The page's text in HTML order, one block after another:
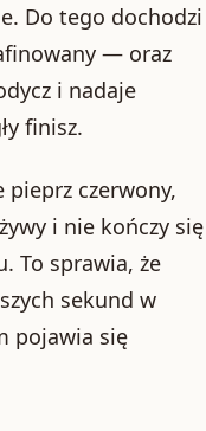
Do tego dochodzi
— oraz
i nadaje
finisz.
pieprz czerwony,
i nie kończy się
To sprawia, że
sekund w
pojawia się